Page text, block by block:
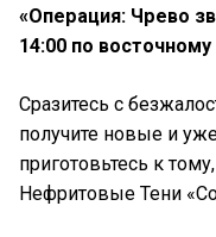
«Операция: Чрево
14:00 по
Сразитесь с
получите новые и
приготовьтесь к
Нефритовые Тени